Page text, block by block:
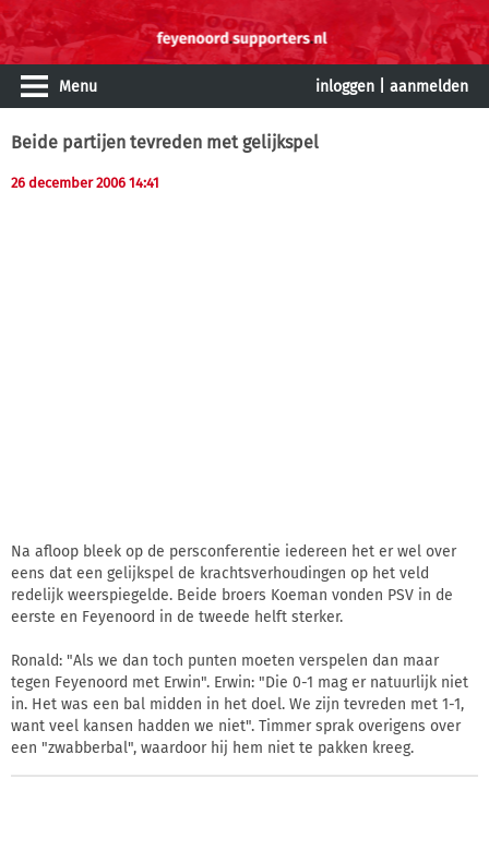
Menu inloggen aanmelden
Beide partijen tevreden met gelijkspel
26 december 2006 14:41
Na afloop bleek op de persconferentie iedereen het er wel over
eens dat een gelijkspel de krachtsverhoudingen op het veld
redelijk weerspiegelde. Beide broers Koeman vonden PSV in de
eerste en Feyenoord in de tweede helft sterker.
Ronald: "Als we dan toch punten moeten verspelen dan maar
tegen Feyenoord met Erwin". Erwin: "Die 0-1 mag er natuurlijk niet
in. Het was een bal midden in het doel. We zijn tevreden met 1-1,
want veel kansen hadden we niet". Timmer sprak overigens over
een "zwabberbal", waardoor hij hem niet te pakken kreeg.